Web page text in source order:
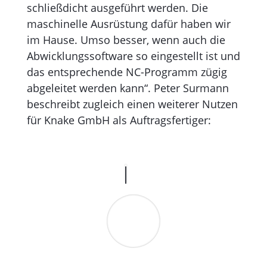
schließdicht ausgeführt werden. Die
maschinelle Ausrüstung dafür haben wir
im Hause. Umso besser, wenn auch die
Ab­wick­lungs­software so eingestellt ist und
das entsprechende NC-Pro­gramm zügig
abgeleitet werden kann“. Peter­ Surmann
besch­reibt zug­lei­­­­ch­­­­ ­­­­­einen weiterer­ Nutzen
für Knake GmbH als Auftragsfertiger: